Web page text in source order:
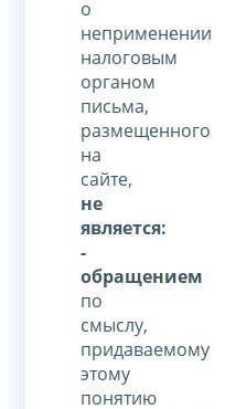
о
неприменении
налоговым
органом
письма,
размещенного
на
сайте,
не
является:
-
обращением
по
смыслу,
придаваемому
этому
понятию